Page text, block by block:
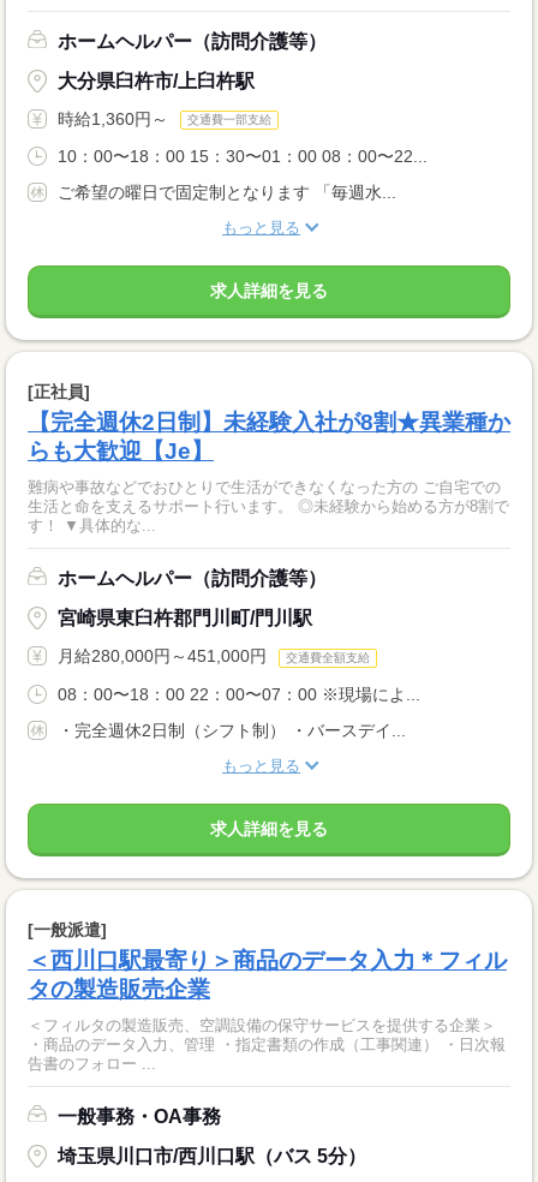
ホームヘルパー（訪問介護等）
大分県臼杵市/上臼杵駅
時給1,360円～ 交通費一部支給
10：00〜18：00 15：30〜01：00 08：00〜22...
ご希望の曜日で固定制となります 「毎週水...
もっと見る
求人詳細を見る
[正社員]
【完全週休2日制】未経験入社が8割★異業種か
らも大歓迎【Je】
難病や事故などでおひとりで生活ができなくなった方の ご自宅での
生活と命を支えるサポート行います。 ◎未経験から始める方が8割で
す！ ▼具体的な...
ホームヘルパー（訪問介護等）
宮崎県東臼杵郡門川町/門川駅
月給280,000円～451,000円 交通費全額支給
08：00〜18：00 22：00〜07：00 ※現場によ...
・完全週休2日制（シフト制） ・バースデイ...
もっと見る
求人詳細を見る
[一般派遣]
＜西川口駅最寄り＞商品のデータ入力＊フィル
タの製造販売企業
＜フィルタの製造販売、空調設備の保守サービスを提供する企業＞
・商品のデータ入力、管理 ・指定書類の作成（工事関連） ・日次報
告書のフォロー ...
一般事務・OA事務
埼玉県川口市/西川口駅（バス 5分）